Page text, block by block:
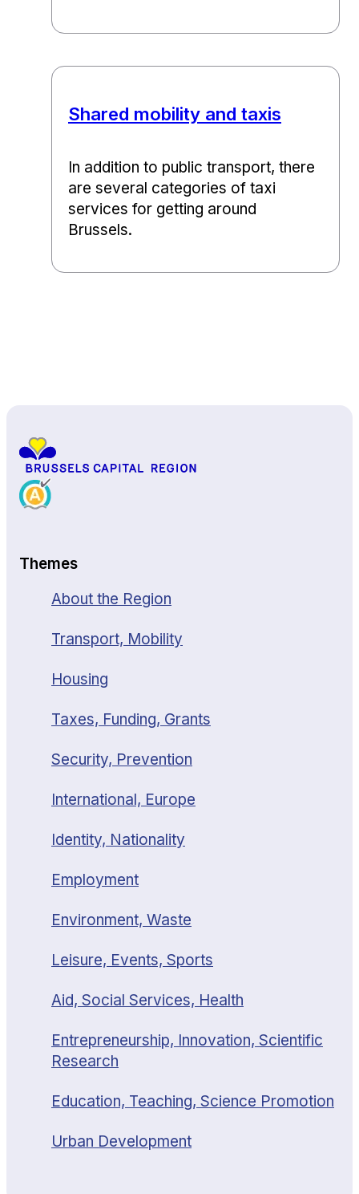
Shared mobility and taxis
In addition to public transport, there
are several categories of taxi
services for getting around
Brussels.
Themes
About the Region
Transport, Mobility
Housing
Taxes, Funding, Grants
Security, Prevention
International, Europe
Identity, Nationality
Employment
Environment, Waste
Leisure, Events, Sports
Aid, Social Services, Health
Entrepreneurship, Innovation, Scientific
Research
Education, Teaching, Science Promotion
Urban Development